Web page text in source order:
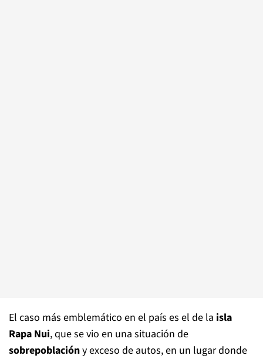
El caso más emblemático en el país es el de la isla
Rapa Nui, que se vio en una situación de
sobrepoblacióny exceso de autos, en un lugar donde